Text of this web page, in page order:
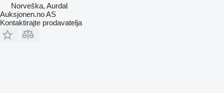
Norveška, Aurdal
Auksjonen.no AS
Kontaktirajte prodavatelja